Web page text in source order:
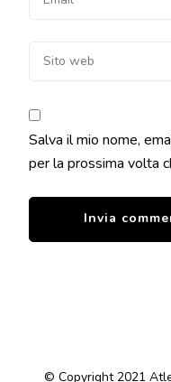
Salva il mio nome,
per la prossima volta
© Copyright 2021